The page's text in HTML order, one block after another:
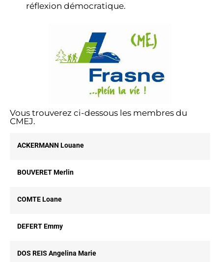
réflexion démocratique.
Vous trouverez ci-dessous les membres du
CMEJ.
ACKERMANN Louane
BOUVERET Merlin
COMTE Loane
DEFERT Emmy
DOS REIS Angelina Marie